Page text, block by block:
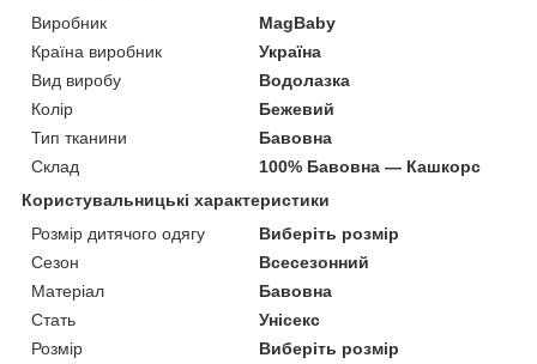
Виробник
MagBaby
Країна виробник
Україна
Вид виробу
Водолазка
Колір
Бежевий
Тип тканини
Бавовна
Склад
100% Бавовна — Кашкорс
Користувальницькі характеристики
Розмір дитячого одягу
Виберіть розмір
Сезон
Всесезонний
Матеріал
Бавовна
Стать
Унісекс
Розмір
Виберіть розмір